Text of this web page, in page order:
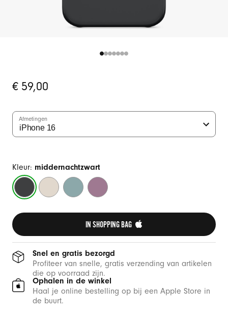
Oorspronkelijke
€ 59,00
Afmetingen
Kleur: middernachtzwart
middernachtzwart
zandstrandoceaangroenpurperpaars
IN SHOPPING BAG
Snel en gratis bezorgd
Profiteer van snelle, gratis verzending van artikelen
die op voorraad zijn.
Ophalen in de winkel
Haal je online bestelling op bij een Apple Store in
de buurt.